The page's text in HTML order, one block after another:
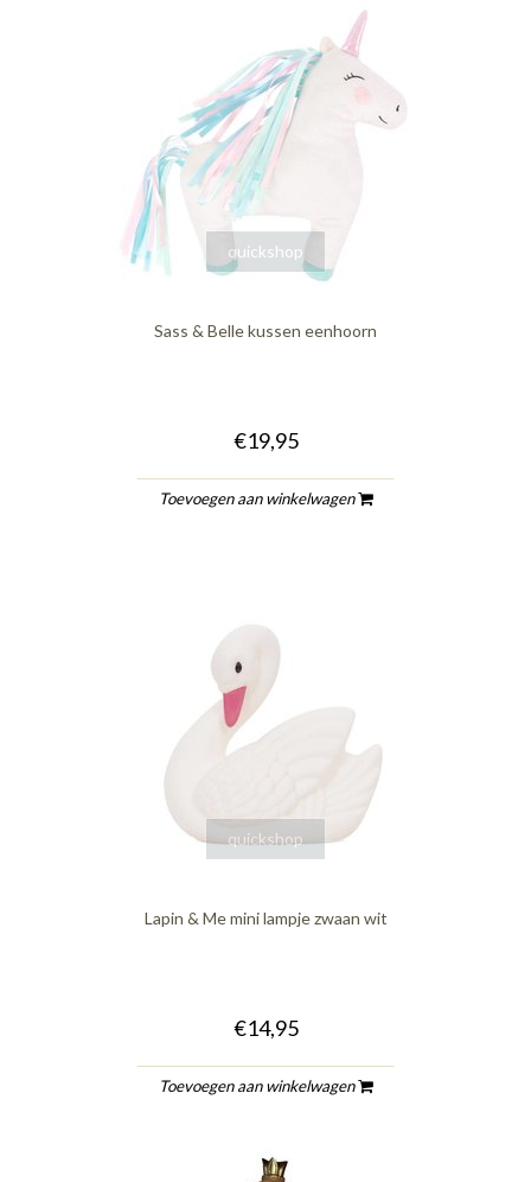
quickshop
Sass & Belle kussen eenhoorn
€19,95
Toevoegen aan winkelwagen
quickshop
Lapin & Me mini lampje zwaan wit
€14,95
Toevoegen aan winkelwagen